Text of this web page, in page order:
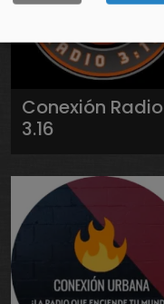
Conexión Radio
3.16